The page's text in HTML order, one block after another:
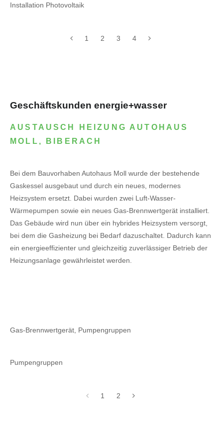
Installation Photovoltaik
1 2 3 4
Geschäftskunden energie+wasser
AUSTAUSCH HEIZUNG AUTOHAUS
MOLL, BIBERACH
Bei dem Bauvorhaben Autohaus Moll wurde der bestehende
Gaskessel ausgebaut und durch ein neues, modernes
Heizsystem ersetzt. Dabei wurden zwei Luft-Wasser-
Wärmepumpen sowie ein neues Gas-Brennwertgerät installiert.
Das Gebäude wird nun über ein hybrides Heizsystem versorgt,
bei dem die Gasheizung bei Bedarf dazuschaltet. Dadurch kann
ein energieeffizienter und gleichzeitig zuverlässiger Betrieb der
Heizungsanlage gewährleistet werden.
Gas-Brennwertgerät, Pumpengruppen
Pumpengruppen
1 2